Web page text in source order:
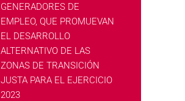
GENERADORES DE
EMPLEO, QUE PROMUEVAN
EL DESARROLLO
ALTERNATIVO DE LAS
ZONAS DE TRANSICIÓN
JUSTA PARA EL EJERCICIO
2023